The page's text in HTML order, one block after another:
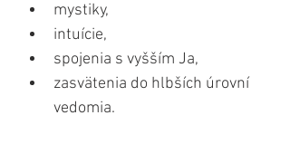
mystiky,
intuície,
spojenia s vyšším Ja,
zasvätenia do hlbších úrovní
vedomia.